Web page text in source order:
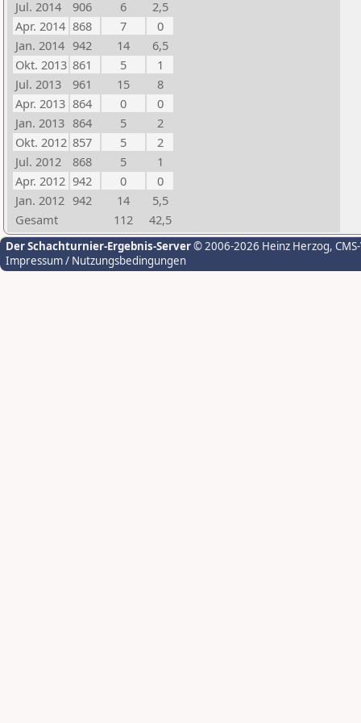
Jul. 2014 906 6
2,5
Apr. 2014 868 7
0
Jan. 2014 942 14
6,5
Okt. 2013 861 5
1
Jul. 2013
961 15
8
Apr. 2013 864 0
0
Jan. 2013 864 5
2
Okt. 2012 857 5
2
Jul. 2012
868 5
1
Apr. 2012 942 0
0
Jan. 2012 942 14
5,5
Gesamt
112 42,5
Der Schachturnier-Ergebnis-Server© 2006-2026 Heinz Herzog,
Impressum / Nutzungsbedingungen